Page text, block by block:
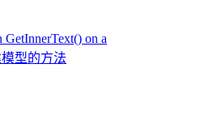
on a
型的方法